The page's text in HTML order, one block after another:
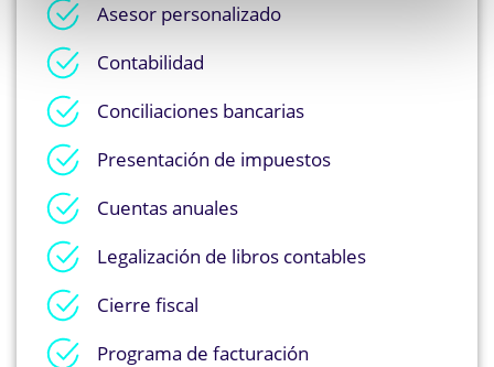
Asesor personalizado
Contabilidad
Conciliaciones bancarias
Presentación de impuestos
Cuentas anuales
Legalización de libros contables
Cierre fiscal
Programa de facturación